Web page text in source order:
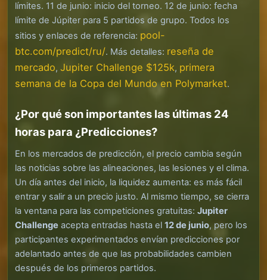
límites. 11 de junio: inicio del torneo. 12 de junio: fecha
límite de Júpiter para 5 partidos de grupo. Todos los
sitios y enlaces de referencia: pool-
btc.com/predict/ru/. Más detalles: reseña de
mercado, Jupiter Challenge $125k, primera
semana de la Copa del Mundo en Polymarket.
¿Por qué son importantes las últimas 24
horas para ¿Predicciones?
En los mercados de predicción, el precio cambia según
las noticias sobre las alineaciones, las lesiones y el clima.
Un día antes del inicio, la liquidez aumenta: es más fácil
entrar y salir a un precio justo. Al mismo tiempo, se cierra
la ventana para las competiciones gratuitas: Jupiter
Challenge acepta entradas hasta el 12 de junio, pero los
participantes experimentados envían predicciones por
adelantado antes de que las probabilidades cambien
después de los primeros partidos.